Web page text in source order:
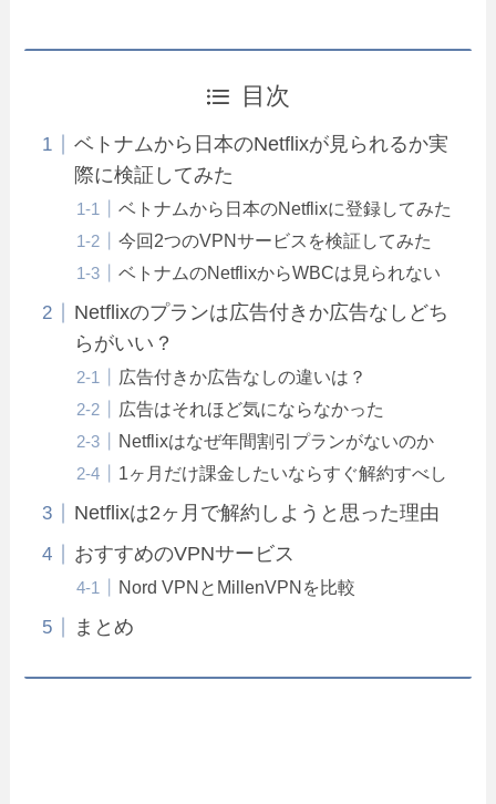
目次
ベトナムから日本のNetflixが見られるか実
際に検証してみた
ベトナムから日本のNetflixに登録してみた
今回2つのVPNサービスを検証してみた
ベトナムのNetflixからWBCは見られない
Netflixのプランは広告付きか広告なしどち
らがいい？
広告付きか広告なしの違いは？
広告はそれほど気にならなかった
Netflixはなぜ年間割引プランがないのか
1ヶ月だけ課金したいならすぐ解約すべし
Netflixは2ヶ月で解約しようと思った理由
おすすめのVPNサービス
Nord VPNとMillenVPNを比較
まとめ